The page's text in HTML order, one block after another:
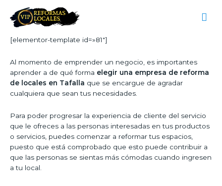
[elementor-template id=»81″]
Al momento de emprender un negocio, es importantes
aprender a de qué forma elegir una empresa de reforma
de locales en Tafalla que se encargue de agradar
cualquiera que sean tus necesidades.
Para poder progresar la experiencia de cliente del servicio
que le ofreces a las personas interesadas en tus productos
o servicios, puedes comenzar a reformar tus espacios,
puesto que está comprobado que esto puede contribuir a
que las personas se sientas más cómodas cuando ingresen
a tu local.